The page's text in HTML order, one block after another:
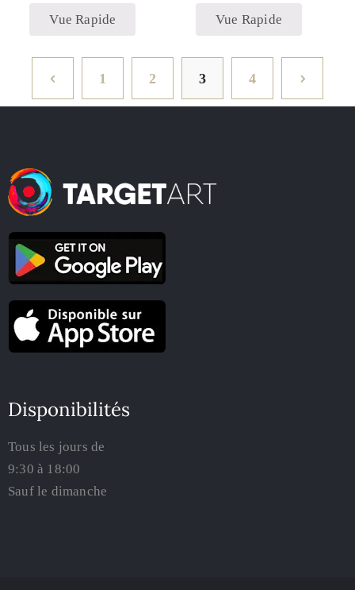
Vue Rapide Vue Rapide
1 2 3 4
Disponibilités
Tous les jours de
9:30 à 18:00
Sauf le dimanche